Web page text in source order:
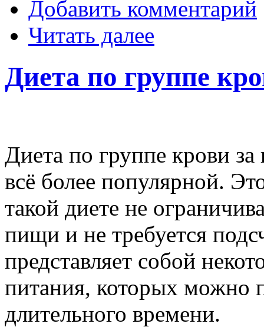
Добавить комментарий
Читать далее
Диета по группе
Диета по группе крови за
всё более популярной.
такой диете не
пищи и не требуется
представляет собой
питания, которых можно
длительного времени.